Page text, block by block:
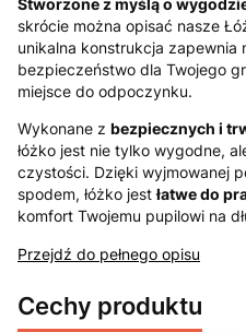
skrócie można opisać nasze
unikalna konstrukcja zapewnia
bezpieczeństwo dla Twojego
miejsce do odpoczynku.
Wykonane z bezpiecznych i
łóżko jest nie tylko wygodne,
czystości. Dzięki wyjmowanej
spodem, łóżko jest łatwe do
komfort Twojemu pupilowi na
Przejdź do pełnego opisu
Cechy produktu